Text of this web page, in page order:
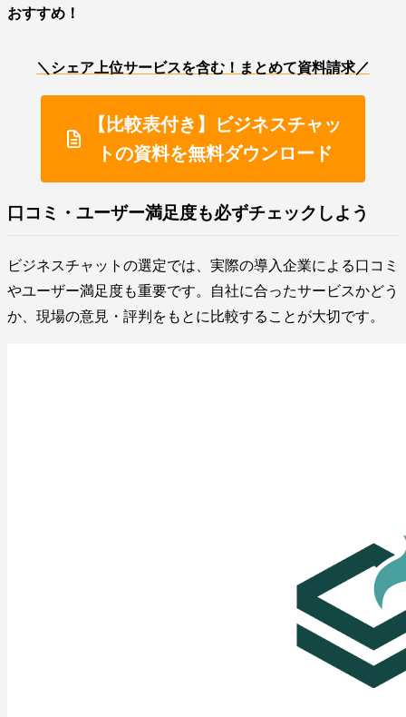
おすすめ！
＼シェア上位サービスを含む！まとめて資料請求／
【比較表付き】ビジネスチャッ
トの資料を無料ダウンロード
口コミ・ユーザー満足度も必ずチェックしよう
ビジネスチャットの選定では、実際の導入企業による口コミ
やユーザー満足度も重要です。自社に合ったサービスかどう
か、現場の意見・評判をもとに比較することが大切です。